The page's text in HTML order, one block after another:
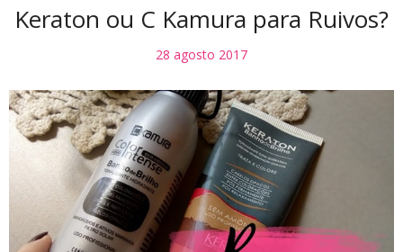
Keraton ou C Kamura para Ruivos?
28 agosto 2017